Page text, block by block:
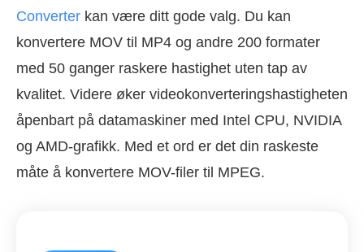
Converter kan være ditt gode valg. Du kan
konvertere MOV til MP4 og andre 200 formater
med 50 ganger raskere hastighet uten tap av
kvalitet. Videre øker videokonverteringshastigheten
åpenbart på datamaskiner med Intel CPU, NVIDIA
og AMD-grafikk. Med et ord er det din raskeste
måte å konvertere MOV-filer til MPEG.